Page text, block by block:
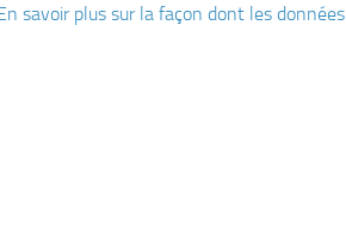
savoir plus sur la façon dont les données